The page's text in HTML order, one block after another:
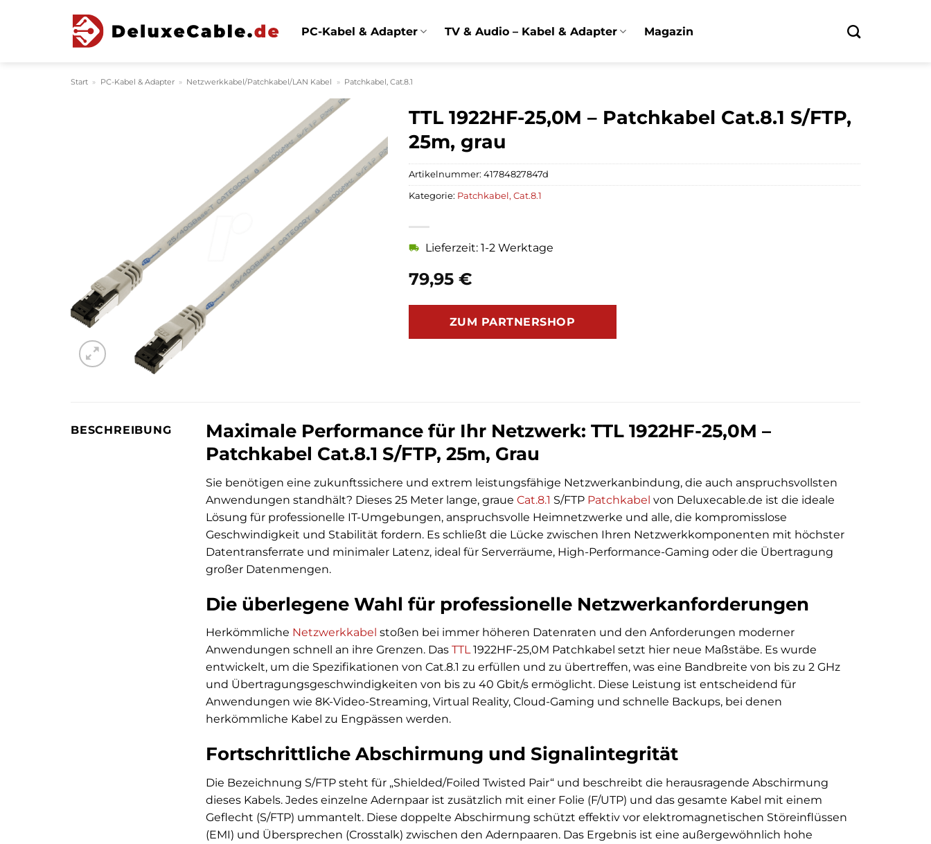
PC-Kabel & Adapter TV & Audio – Kabel & Adapter Magazin
Start » PC-Kabel & Adapter » Netzwerkkabel/Patchkabel/LAN Kabel » Patchkabel, Cat.8.1
TTL 1922HF-25,0M – Patchkabel Cat.8.1 S/FTP,
25m, grau
79,95 €
Lieferzeit: 1-2 Werktage
ZUM PARTNERSHOP
Artikelnummer: 41784827847d
Kategorie: Patchkabel, Cat.8.1
BESCHREIBUNG
Maximale Performance für Ihr Netzwerk: TTL 1922HF-25,0M –
Patchkabel Cat.8.1 S/FTP, 25m, Grau
Sie benötigen eine zukunftssichere und extrem leistungsfähige Netzwerkanbindung, die auch anspruchsvollsten
Anwendungen standhält? Dieses 25 Meter lange, graue Cat.8.1 S/FTP Patchkabel von Deluxecable.de ist die ideale
Lösung für professionelle IT-Umgebungen, anspruchsvolle Heimnetzwerke und alle, die kompromisslose
Geschwindigkeit und Stabilität fordern. Es schließt die Lücke zwischen Ihren Netzwerkkomponenten mit höchster
Datentransferrate und minimaler Latenz, ideal für Serverräume, High-Performance-Gaming oder die Übertragung
großer Datenmengen.
Die überlegene Wahl für professionelle Netzwerkanforderungen
Herkömmliche Netzwerkkabel stoßen bei immer höheren Datenraten und den Anforderungen moderner
Anwendungen schnell an ihre Grenzen. Das TTL1922HF-25,0M Patchkabel setzt hier neue Maßstäbe. Es wurde
entwickelt, um die Spezifikationen von Cat.8.1 zu erfüllen und zu übertreffen, was eine Bandbreite von bis zu 2 GHz
und Übertragungsgeschwindigkeiten von bis zu 40 Gbit/s ermöglicht. Diese Leistung ist entscheidend für
Anwendungen wie 8K-Video-Streaming, Virtual Reality, Cloud-Gaming und schnelle Backups, bei denen
herkömmliche Kabel zu Engpässen werden.
Fortschrittliche Abschirmung und Signalintegrität
Die Bezeichnung S/FTP steht für „Shielded/Foiled Twisted Pair“ und beschreibt die herausragende Abschirmung
dieses Kabels. Jedes einzelne Adernpaar ist zusätzlich mit einer Folie (F/UTP) und das gesamte Kabel mit einem
Geflecht (S/FTP) ummantelt. Diese doppelte Abschirmung schützt effektiv vor elektromagnetischen Störeinflüssen
(EMI) und Übersprechen (Crosstalk) zwischen den Adernpaaren. Das Ergebnis ist eine außergewöhnlich hohe